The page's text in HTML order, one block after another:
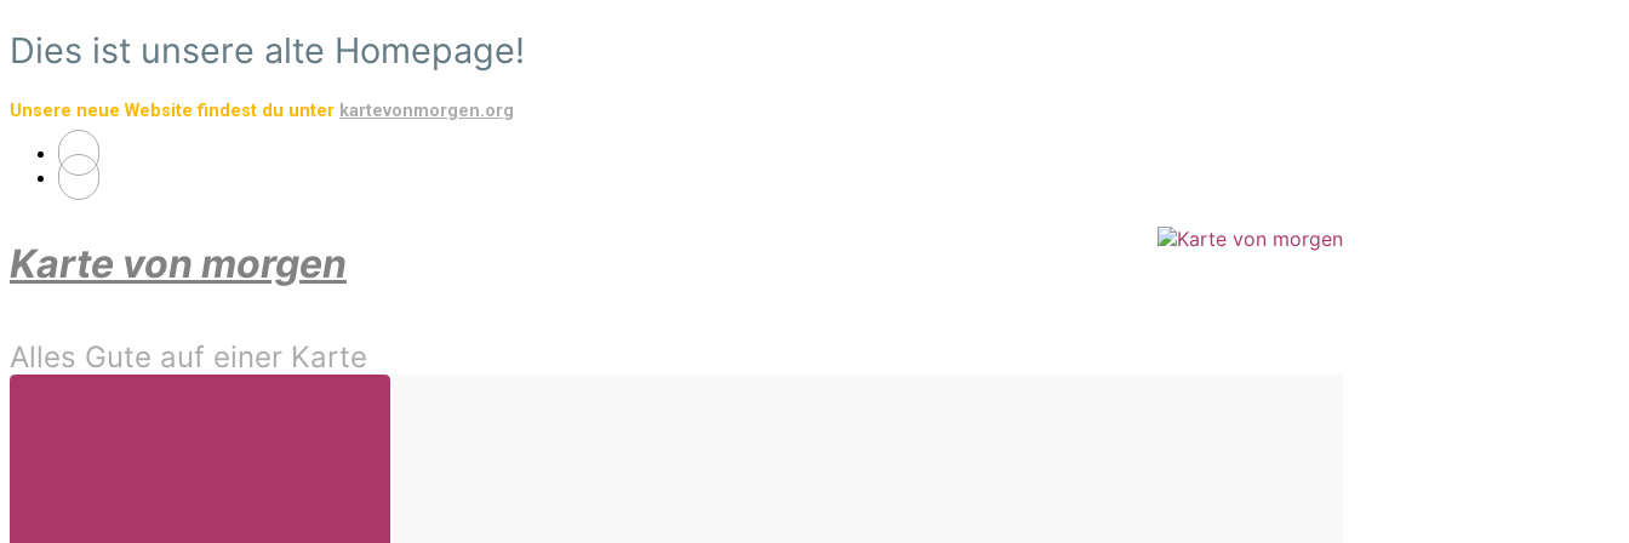
Zum
Hauptinhalt
Dies ist unsere alte Homepage!
Unsere neue Website findest du unter kartevonmorgen.org
Karte von morgen
Alles Gute auf einer Karte